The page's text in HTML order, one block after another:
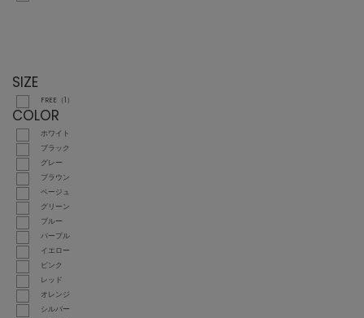
SIZE
FREE（1）
COLOR
ホワイト
ブラック
グレー
ブラウン
ベージュ
グリーン
ブルー
パープル
イエロー
ピンク
レッド
オレンジ
シルバー